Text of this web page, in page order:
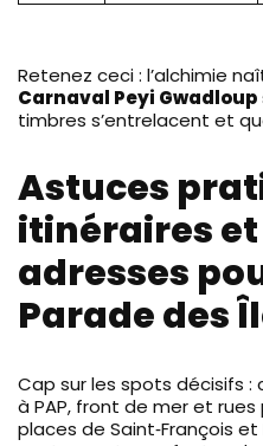
Retenez ceci : l’alchimie
Carnaval Peyi Gwadloup
timbres s’entrelacent et
Astuces
itinéraires
adresses
Parade des
Cap sur les spots décisifs :
à PAP, front de mer et rues
places de Saint‑François et